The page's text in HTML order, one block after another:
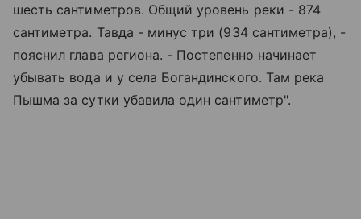
шесть сантиметров. Общий уровень реки - 874
сантиметра. Тавда - минус три (934 сантиметра), -
пояснил глава региона. - Постепенно начинает
убывать вода и у села Богандинского. Там река
Пышма за сутки убавила один сантиметр".